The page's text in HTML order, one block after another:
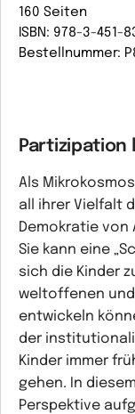
160 Seiten
ISBN: 978-3-451-
Bestellnummer:
Partizipation
Als
all ihrer Vielfalt
Demokratie von
Sie kann eine
sich die Kinder
weltoffenen
entwickeln
der
Kinder immer
gehen. In
Perspektive